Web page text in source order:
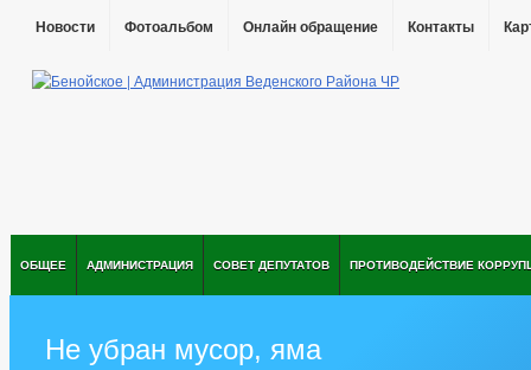
Новости Фотоальбом Онлайн обращение Контакты
ОБЩЕЕ АДМИНИСТРАЦИЯ СОВЕТ ДЕПУТАТОВ ПРОТИВОДЕЙСТВИЕ
Не убран мусор, яма